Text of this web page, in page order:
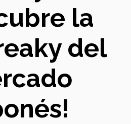
la
del